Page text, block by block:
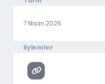
7 Nisan 2026
Eylemler